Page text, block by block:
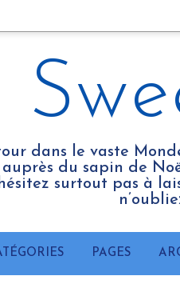
dans le vaste
du sapin de
surtout pas à
PAGES